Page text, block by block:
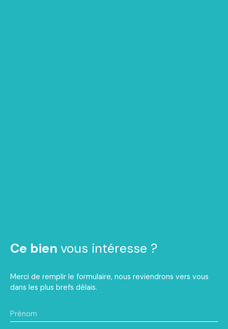
Ce bien vous intéresse ?
Merci de remplir le formulaire, nous reviendrons vers vous
dans les plus brefs délais.
Prénom